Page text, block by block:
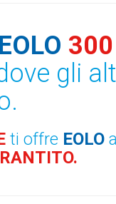
gli
ti offre EOLO al